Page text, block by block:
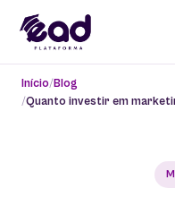
Início Blog
Quanto investir em